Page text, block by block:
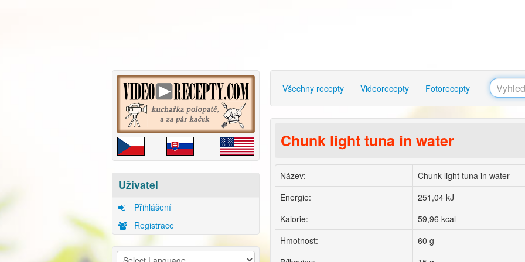
Uživatel
Přihlášení
Registrace
Všechny recepty Videorecepty Fotorecepty
Chunk light tuna in water
Název:
Chunk light tuna in water
Energie:
251,04 kJ
Kalorie:
59,96 kcal
Hmotnost:
60 g